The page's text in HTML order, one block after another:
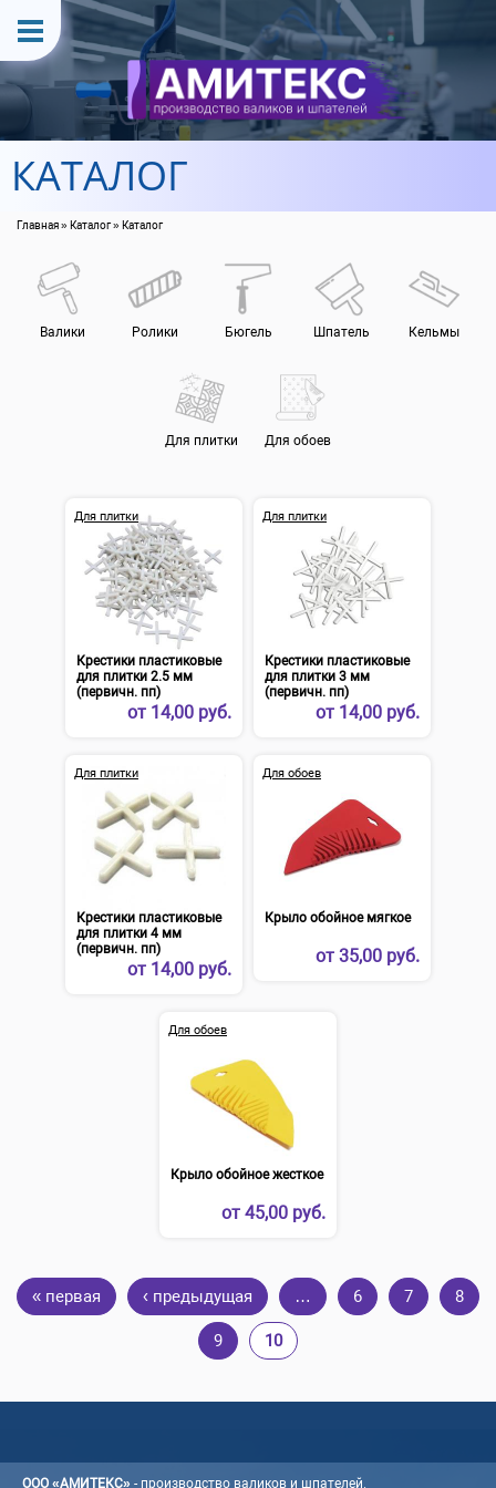
Перейти к основному содержанию
Производство
Контакты
КАТАЛОГ
Вы здесь
Главная» Каталог» Каталог
Валики Ролики Бюгель Шпатель Кельмы
Для плитки Для обоев
Для плитки
Крестики пластиковые
для плитки 2.5 мм
(первичн. пп)
от 14,00 руб.
Для плитки
Крестики пластиковые
для плитки 3 мм
(первичн. пп)
от 14,00 руб.
Для плитки
Крестики пластиковые
для плитки 4 мм
(первичн. пп)
от 14,00 руб.
Для обоев
Крыло обойное мягкое
от 35,00 руб.
Для обоев
Крыло обойное жесткое
от 45,00 руб.
Страницы
« первая ‹ предыдущая … 6 7 8
9 10
ООО «АМИТЕКС» - производство валиков и шпателей.